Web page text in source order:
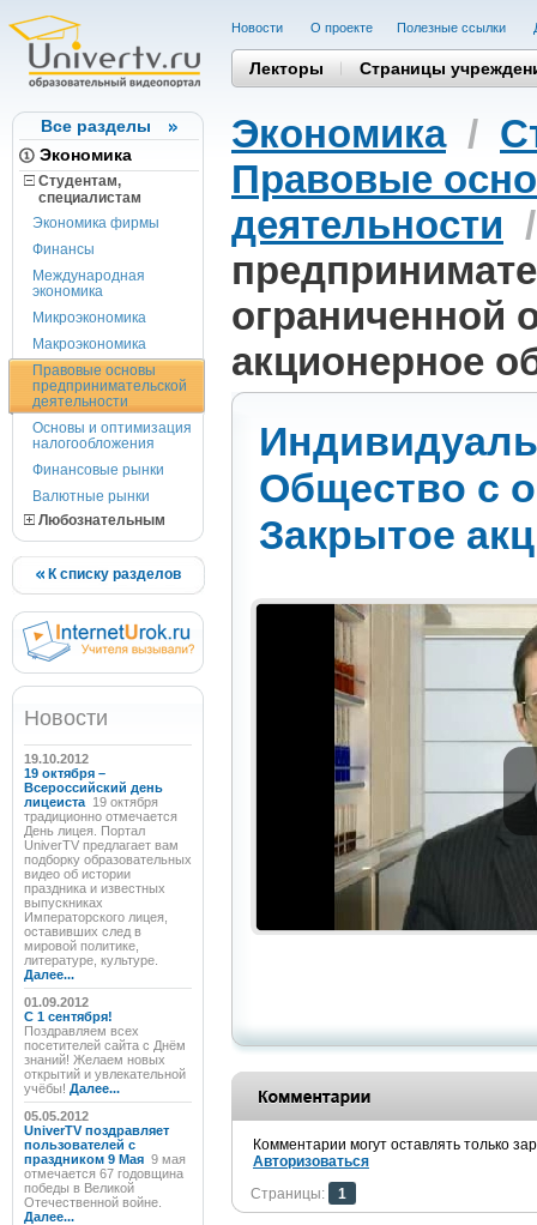
Все разделы
Экономика
Студентам,
cпециалистам
Экономика фирмы
Финансы
Международная
экономика
Микроэкономика
Макроэкономика
Правовые основы
предпринимательской
деятельности
Основы и оптимизация
налогообложения
Финансовые рынки
Валютные рынки
Любознательным
К списку разделов
Новости
19.10.2012
19 октября –
Всероссийский день
лицеиста 19 октября
традиционно отмечается
День лицея. Портал
UniverTV предлагает вам
подборку образовательных
видео об истории
праздника и известных
выпускниках
Императорского лицея,
оставивших след в
мировой политике,
литературе, культуре.
Далее...
01.09.2012
C 1 сентября!
Поздравляем всех
посетителей сайта с Днём
знаний! Желаем новых
открытий и увлекательной
учёбы! Далее...
05.05.2012
UniverTV поздравляет
пользователей с
праздником 9 Мая 9 мая
отмечается 67 годовщина
победы в Великой
Отечественной войне.
Далее...
Новости О проекте Полезные cсылки
Лекторы Страницы
Экономика/
Правовые
деятельности
ограниченной
акционерное
Общество с
Закрытое
Комментарии могут оставлять только
Авторизоваться
Страницы:
1